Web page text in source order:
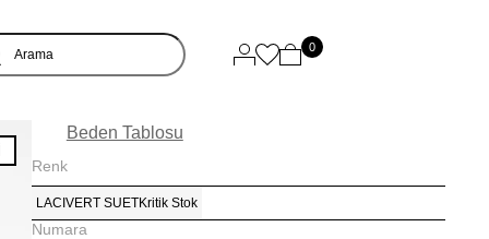
0
Beden Tablosu
Renk
LACIVERT SUETKritik Stok
Numara